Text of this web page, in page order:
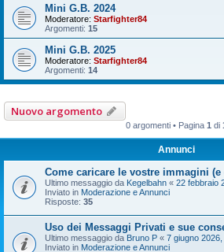
Mini G.B. 2024
Moderatore: Starfighter84
Argomenti: 15
Mini G.B. 2025
Moderatore: Starfighter84
Argomenti: 14
Nuovo argomento
0 argomenti • Pagina 1 di
Annunci
Come caricare le vostre immagini
Ultimo messaggio da Kegelbahn « 22 febbraio
Inviato in Moderazione e Annunci
Risposte: 35
Uso dei Messaggi Privati e sue
Ultimo messaggio da Bruno P « 7 giugno 2026,
Inviato in Moderazione e Annunci